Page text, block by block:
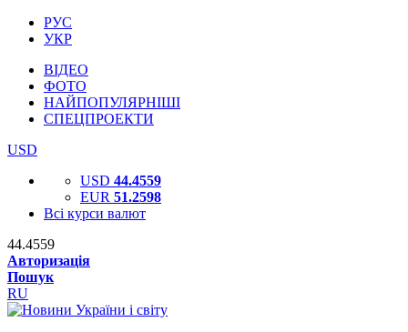
РУС
УКР
ВІДЕО
ФОТО
НАЙПОПУЛЯРНІШІ
СПЕЦПРОЕКТИ
USD
USD 44.4559
EUR 51.2598
Всі курси валют
44.4559
Авторизація
Пошук
RU